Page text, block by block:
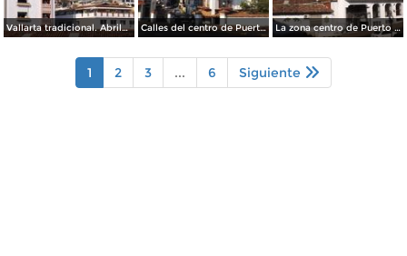
Vallarta tradicional. Abril/2015 Calles del centro de Puerto Vallarta. Abril/2015 La zona centro de Puerto Vallarta. Abril/2015
1 2 3 ... 6 Siguiente